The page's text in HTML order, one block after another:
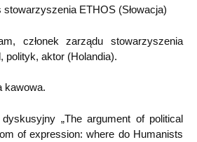
ETHOS (Słowacja)
członek zarządu stowarzyszenia
polityk, aktor (Holandia).
kawowa.
„The argument of political
of expression: where do Humanists